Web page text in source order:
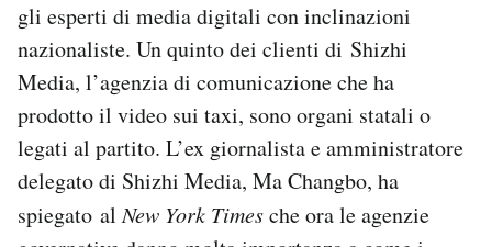
gli esperti di media digitali con inclinazioni
nazionaliste. Un quinto dei clienti di Shizhi
Media, l’agenzia di comunicazione che ha
prodotto il video sui taxi, sono organi statali o
legati al partito. L’ex giornalista e amministratore
delegato di Shizhi Media, Ma Changbo, ha
spiegato alNew York Timesche ora le agenzie